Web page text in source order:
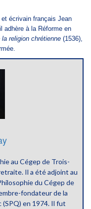
écrivain français Jean
adhère à la Réforme en
religion chrétienne (1536),
au Cégep de Trois-
Il a été adjoint au
du Cégep de
fondateur de la
en 1974. Il fut